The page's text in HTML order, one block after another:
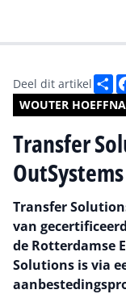
WOUTER
Deel dit artikel
Transfer
Transfer
van
de Rotterdamse
Solutions is via